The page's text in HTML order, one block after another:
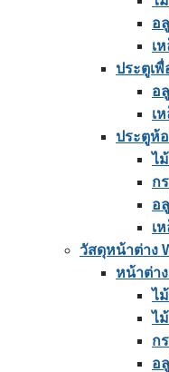
อ
เ
ประตูเ
อ
เ
ประตูห้
ไ
ก
อ
เ
วัสดุหน้าต่าง
หน้าต่า
ไ
ไ
ก
อ